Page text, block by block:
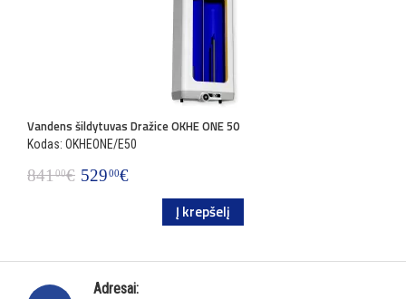
Vandens šildytuvas Dražice OKHE ONE 50
Kodas: OKHEONE/E50
84100€ 52900€
Į krepšelį
Adresai: